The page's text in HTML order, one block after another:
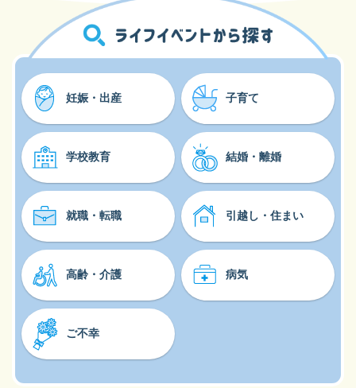
妊娠・出産 子育て
学校教育 結婚・離婚
就職・転職 引越し・住まい
高齢・介護 病気
ご不幸